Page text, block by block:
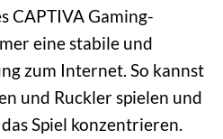
CAPTIVA Gaming-
eine stabile und
zum Internet. So kannst
und Ruckler spielen und
Spiel konzentrieren.